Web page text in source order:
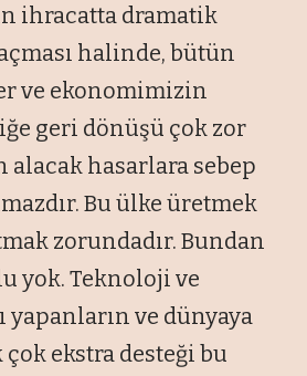
ihracatta dramatik
halinde, bütün
ve ekonomimizin
geri dönüşü çok zor
alacak hasarlara sebep
Bu ülke üretmek
zorundadır. Bundan
yok. Teknoloji ve
yapanların ve dünyaya
ekstra desteği bu